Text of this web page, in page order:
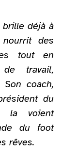
brille déjà à
nourrit des
tout en
travail,
coach,
du
la voient
du foot
rêves.